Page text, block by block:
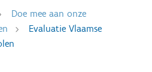
Doe mee aan onze
Evaluatie Vlaamse